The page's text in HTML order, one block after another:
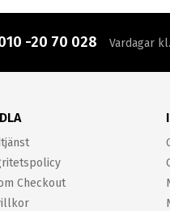
-20 70 028 Vardagar
Checkout